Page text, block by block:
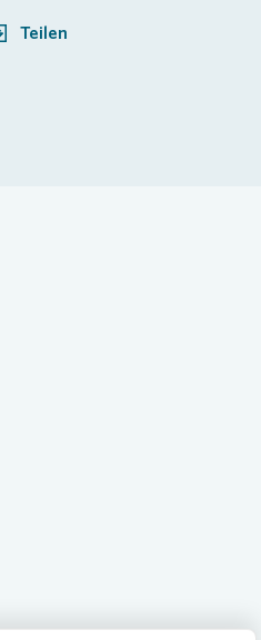
Teilen